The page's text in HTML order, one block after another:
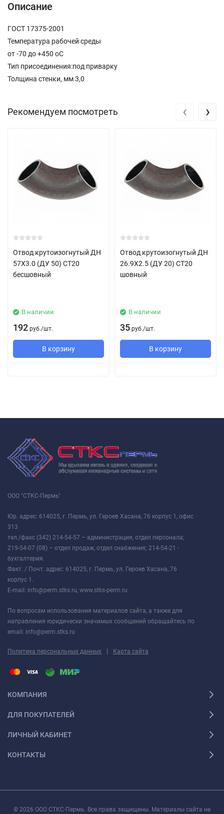
Описание
ГОСТ 17375-2001
Температура рабочей среды
от -70 до +450 oC
Тип присоединения:под приварку
Толщина стенки, мм 3,0
Рекомендуем посмотреть
Отвод крутоизогнутый ДН
57Х3.0 (ДУ 50) СТ20
бесшовный
В наличии
192 руб./шт.
В корзину
Отвод крутоизогнутый ДН
26.9Х2.5 (ДУ 20) СТ20
шовный
В наличии
35 руб./шт.
В корзину
‹ ›
ООО "СТКС-Пермь"
Юр. адрес: 614025, г. Пермь, ул. Героев Хасана, 76 корпус 1, офис
313
тел./факс (342) 214-54-57 – администрация, отдел персонала;
219-54-07 (08) – отдел продаж, отдел снабжения; 214-54-21 -
бухгалтерия.
Факт. / Почт. адрес: 614025, г. Пермь, ул. Героев Хасана, 76
корпус 1.
E-mail: info@perm.stks.ru, www.stks-perm.ru
По вопросам использования материалов сайта, а также для
направления юридически значимых сообщений обращайтесь по
email: info@perm.stks.ru
Политика персональных данных | Карта сайта
КОМПАНИЯ
ДЛЯ ПОКУПАТЕЛЕЙ
ЛИЧНЫЙ КАБИНЕТ
КОНТАКТЫ
© 2026 ООО СТКС-Пермь. Все права защищены. Материалы сайта не